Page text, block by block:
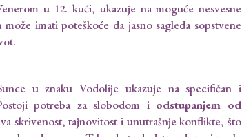
u 12. kući, ukazuje na moguće nesvesne
imati poteškoće da jasno sagleda sopstvene
u znaku Vodolije ukazuje na specifičan i
potreba za slobodom i odstupanjem od
skrivenost, tajnovitost i unutrašnje konflikte, što